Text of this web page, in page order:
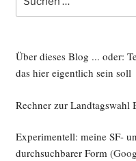
nach:
Über dieses Blog ... oder:
das hier eigentlich sein soll
Rechner zur Landtagswahl
Experimentell: meine SF-
durchsuchbarer Form